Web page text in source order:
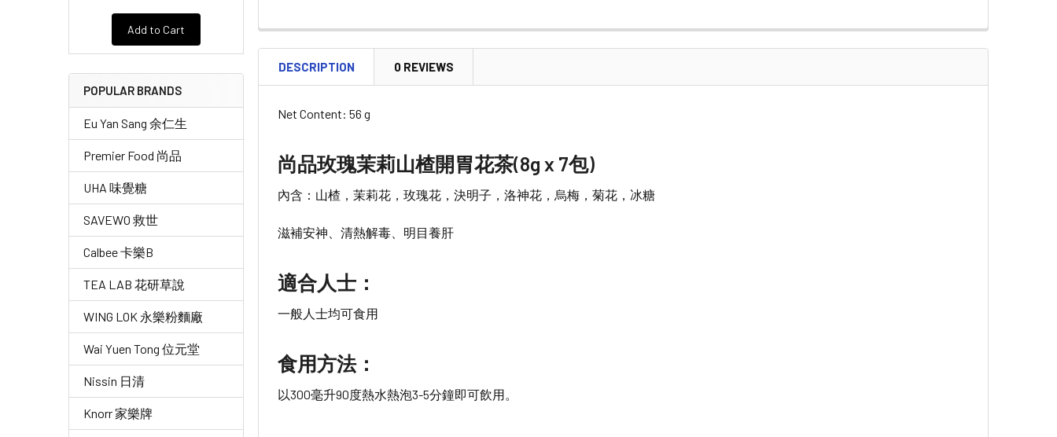
Add to Cart
POPULAR BRANDS
Eu Yan Sang 余仁生
Premier Food 尚品
UHA 味覺糖
SAVEWO 救世
Calbee 卡樂B
TEA LAB 花研草說
WING LOK 永樂粉麵廠
Wai Yuen Tong 位元堂
Nissin 日清
Knorr 家樂牌
DECREASE QUANTITY OF PREMIER FOOD TEA WITH DRIED LONGAN PULP
INCREASE QUANTITY OF PREMIER FOOD TEA WITH DRIED
DESCRIPTION 0 REVIEWS
Net Content: 56 g
尚品玫瑰茉莉山楂開胃花茶(8g x 7包)
內含：山楂，茉莉花，玫瑰花，決明子，洛神花，烏梅，菊花，冰糖
滋補安神、清熱解毒、明目養肝
適合人士：
一般人士均可食用
食用方法：
以300毫升90度熱水熱泡3-5分鐘即可飲用。